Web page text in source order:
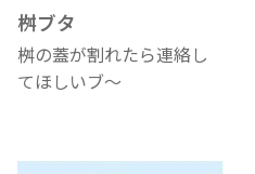
桝ブタ
桝の蓋が割れたら連絡し
てほしいブ～